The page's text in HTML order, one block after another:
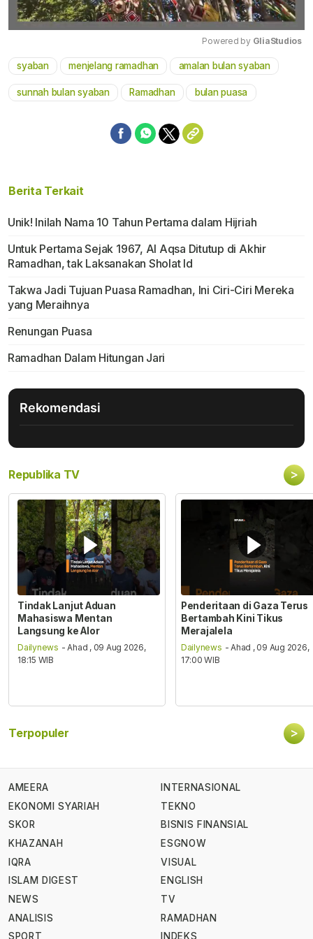
Mute
Powered by GliaStudios
syaban menjelang ramadhan amalan bulan syaban
sunnah bulan syaban Ramadhan bulan puasa
Berita Terkait
Unik! Inilah Nama 10 Tahun Pertama dalam Hijriah
Untuk Pertama Sejak 1967, Al Aqsa Ditutup di Akhir
Ramadhan, tak Laksanakan Sholat Id
Takwa Jadi Tujuan Puasa Ramadhan, Ini Ciri-Ciri Mereka
yang Meraihnya
Renungan Puasa
Ramadhan Dalam Hitungan Jari
Rekomendasi
Republika TV >
Tindak Lanjut Aduan
Mahasiswa Mentan
Langsung ke Alor
Dailynews - Ahad , 09 Aug 2026,
18:15 WIB
Penderitaan di Gaza Terus
Bertambah Kini Tikus
Merajalela
Dailynews - Ahad , 09 Aug 2026,
17:00 WIB
Terpopuler >
AMEERA
EKONOMI SYARIAH
SKOR
KHAZANAH
IQRA
ISLAM DIGEST
NEWS
ANALISIS
SPORT
INTERNASIONAL
TEKNO
BISNIS FINANSIAL
ESGNOW
VISUAL
ENGLISH
TV
RAMADHAN
INDEKS